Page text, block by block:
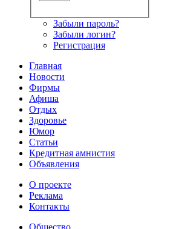
Забыли пароль?
Забыли логин?
Регистрация
Главная
Новости
Фирмы
Афиша
Отдых
Здоровье
Юмор
Статьи
Кредитная амнистия
Объявления
О проекте
Реклама
Контакты
Общество